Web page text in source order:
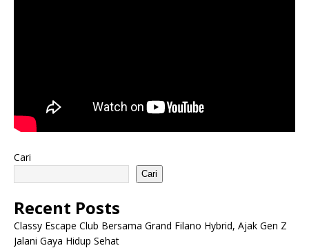
Cari
Cari
Recent Posts
Classy Escape Club Bersama Grand Filano Hybrid, Ajak Gen Z
Jalani Gaya Hidup Sehat